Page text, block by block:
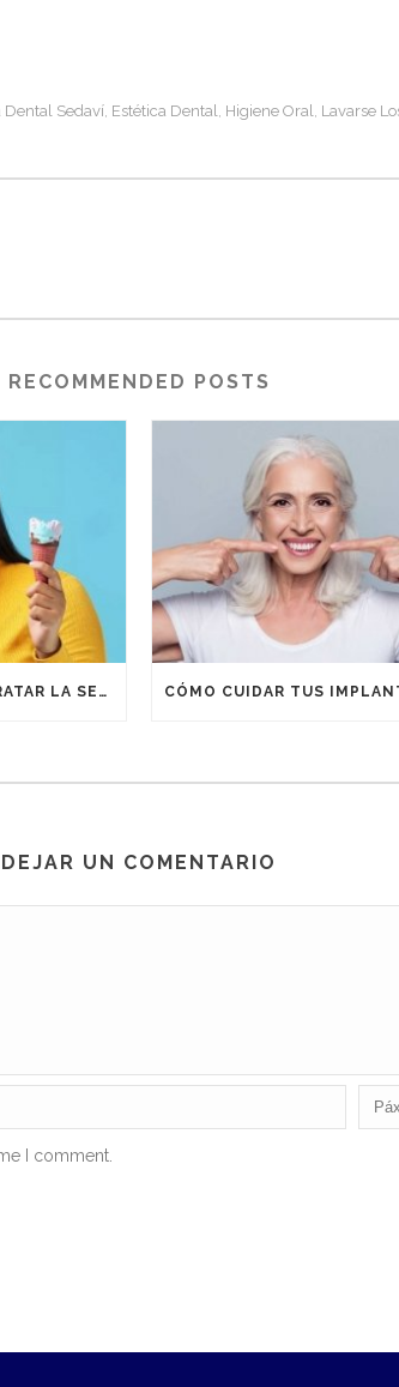
Dental Sedaví, Estética Dental, Higiene Oral, Lavarse
RECOMMENDED POSTS
CONSEJOS PARA TRATAR LA SENSIBILIDAD DENTAL
DEJAR UN COMENTARIO
I comment.